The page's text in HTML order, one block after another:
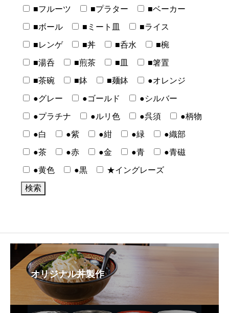
■フルーツ ■プラター ■ベーカー
■ボール ■ミート皿 ■ライス
■レンゲ ■丼 ■呑水 ■椀
■湯呑 ■煎茶 ■皿 ■箸置
■茶碗 ■鉢 ■麺鉢 ●オレンジ
●グレー ●ゴールド ●シルバー
●プラチナ ●ルリ色 ●呉須 ●柄物
●白 ●紫 ●紺 ●緑 ●織部
●茶 ●赤 ●金 ●青 ●青磁
●黄色 ●黒 ★イングレーズ
オリジナル丼製作